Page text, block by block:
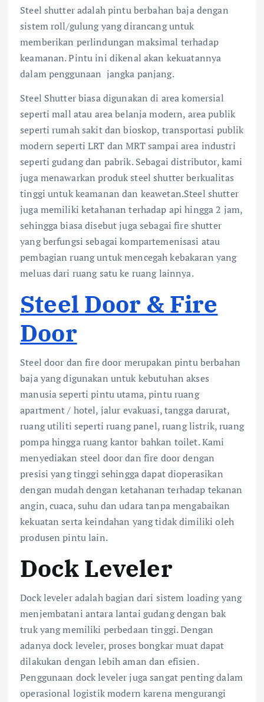
Steel shutter adalah pintu berbahan baja dengan
sistem roll/gulung yang dirancang untuk
memberikan perlindungan maksimal terhadap
keamanan. Pintu ini dikenal akan kekuatannya
dalam penggunaan jangka panjang.
Steel Shutter biasa digunakan di area komersial
seperti mall atau area belanja modern, area publik
seperti rumah sakit dan bioskop, transportasi publik
modern seperti LRT dan MRT sampai area industri
seperti gudang dan pabrik. Sebagai distributor, kami
juga menawarkan produk steel shutter berkualitas
tinggi untuk keamanan dan keawetan.Steel shutter
juga memiliki ketahanan terhadap api hingga 2 jam,
sehingga biasa disebut juga sebagai fire shutter
yang berfungsi sebagai kompartemenisasi atau
pembagian ruang untuk mencegah kebakaran yang
meluas dari ruang satu ke ruang lainnya.
Steel Door & Fire
Door
Steel door dan fire door merupakan pintu berbahan
baja yang digunakan untuk kebutuhan akses
manusia seperti pintu utama, pintu ruang
apartment / hotel, jalur evakuasi, tangga darurat,
ruang utiliti seperti ruang panel, ruang listrik, ruang
pompa hingga ruang kantor bahkan toilet. Kami
menyediakan steel door dan fire door dengan
presisi yang tinggi sehingga dapat dioperasikan
dengan mudah dengan ketahanan terhadap tekanan
angin, cuaca, suhu dan udara tanpa mengabaikan
kekuatan serta keindahan yang tidak dimiliki oleh
produsen pintu lain.
Dock Leveler
Dock leveler adalah bagian dari sistem loading yang
menjembatani antara lantai gudang dengan bak
truk yang memiliki perbedaan tinggi. Dengan
adanya dock leveler, proses bongkar muat dapat
dilakukan dengan lebih aman dan efisien.
Penggunaan dock leveler juga sangat penting dalam
operasional logistik modern karena mengurangi